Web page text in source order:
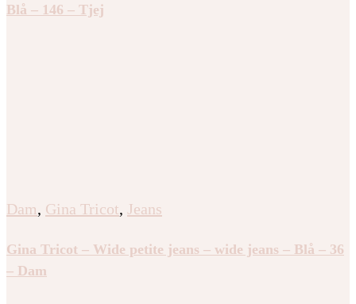
Blå – 146 – Tjej
Dam, Gina Tricot, Jeans
Gina Tricot – Wide petite jeans – wide jeans – Blå – 36
– Dam